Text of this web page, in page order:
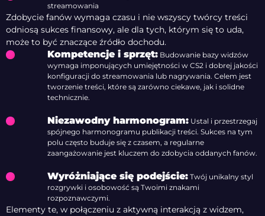
streamowania
Zdobycie fanów wymaga czasu i nie wszyscy twórcy treści
odniosą sukces finansowy, ale dla tych, którym się to uda,
może to być znaczące źródło dochodu.
Kompetencje i sprzęt: Budowanie bazy widzów
wymaga imponujących umiejętności w CS2 i dobrej jakości
konfiguracji do streamowania lub nagrywania. Celem jest
tworzenie treści, które są zarówno ciekawe, jak i solidne
technicznie.
Niezawodny harmonogram: Ustal i przestrzegaj
spójnego harmonogramu publikacji treści. Sukces na tym
polu często buduje się z czasem, a regularne
zaangażowanie jest kluczem do zdobycia oddanych fanów.
Wyróżniające się podejście: Twój unikalny styl
rozgrywki i osobowość są Twoimi znakami
rozpoznawczymi.
Elementy te, w połączeniu z aktywną interakcją z widzem,